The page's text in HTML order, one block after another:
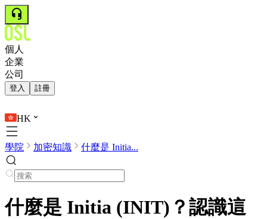
個人
企業
公司
登入 註冊
HK
學院 加密知識 什麼是 Initia...
什麼是 Initia (INIT)？認識這